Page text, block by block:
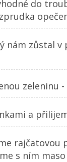
do
nám zůstal
zeleninu
a
rajčatovou
s ním